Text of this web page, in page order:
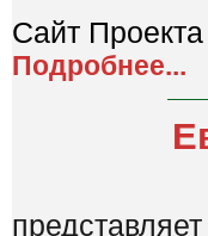
Сайт
Подробнее...